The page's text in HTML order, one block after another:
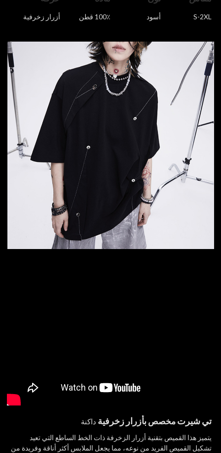
S-2XL أسود 100٪ قطن أزرار زخرفية
تي شيرت مخصص بأزرار زخرفية داكنة
يتميز هذا القميص بتقنية أزرار الزخرفة ذات الخط الساطع التي تعيد
تشكيل القميص الفريد من نوعه، مما يجعل الملابس أكثر أناقة وفريدة من